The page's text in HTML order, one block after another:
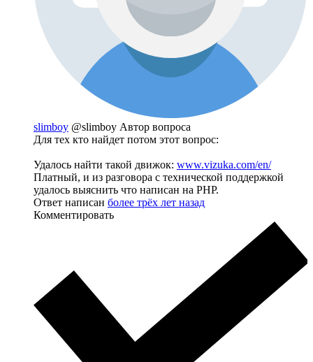
slimboy @slimboy Автор вопроса
Для тех кто найдет потом этот вопрос:
Удалось найти такой движок: www.vizuka.com/en/
Платный, и из разговора с технической поддержкой
удалось выяснить что написан на PHP.
Ответ написан более трёх лет назад
Комментировать